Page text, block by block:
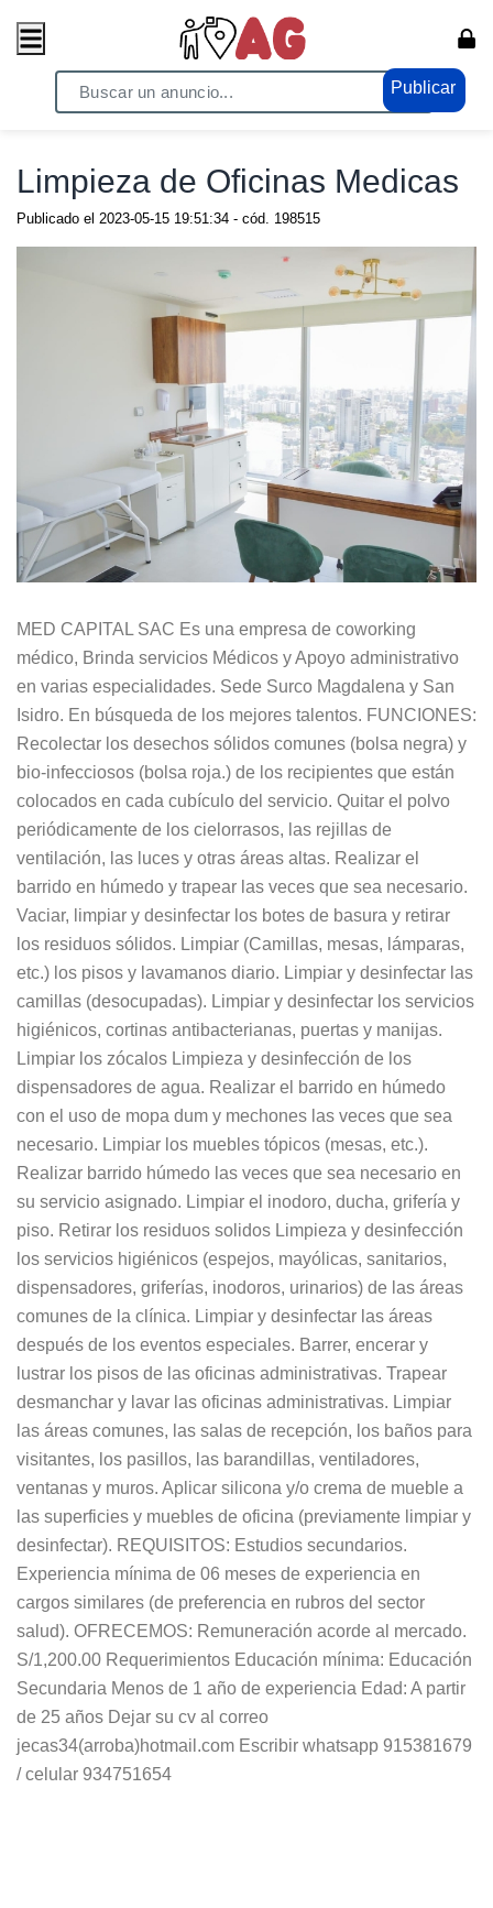
Publicar
/ Oficios y Otros / Ayudantes
Limpieza de Oficinas Medicas
Publicado el 2023-05-15 19:51:34 - cód. 198515
MED CAPITAL SAC Es una empresa de coworking
médico, Brinda servicios Médicos y Apoyo administrativo
en varias especialidades. Sede Surco Magdalena y San
Isidro. En búsqueda de los mejores talentos. FUNCIONES:
Recolectar los desechos sólidos comunes (bolsa negra) y
bio-infecciosos (bolsa roja.) de los recipientes que están
colocados en cada cubículo del servicio. Quitar el polvo
periódicamente de los cielorrasos, las rejillas de
ventilación, las luces y otras áreas altas. Realizar el
barrido en húmedo y trapear las veces que sea necesario.
Vaciar, limpiar y desinfectar los botes de basura y retirar
los residuos sólidos. Limpiar (Camillas, mesas, lámparas,
etc.) los pisos y lavamanos diario. Limpiar y desinfectar las
camillas (desocupadas). Limpiar y desinfectar los servicios
higiénicos, cortinas antibacterianas, puertas y manijas.
Limpiar los zócalos Limpieza y desinfección de los
dispensadores de agua. Realizar el barrido en húmedo
con el uso de mopa dum y mechones las veces que sea
necesario. Limpiar los muebles tópicos (mesas, etc.).
Realizar barrido húmedo las veces que sea necesario en
su servicio asignado. Limpiar el inodoro, ducha, grifería y
piso. Retirar los residuos solidos Limpieza y desinfección
los servicios higiénicos (espejos, mayólicas, sanitarios,
dispensadores, griferías, inodoros, urinarios) de las áreas
comunes de la clínica. Limpiar y desinfectar las áreas
después de los eventos especiales. Barrer, encerar y
lustrar los pisos de las oficinas administrativas. Trapear
desmanchar y lavar las oficinas administrativas. Limpiar
las áreas comunes, las salas de recepción, los baños para
visitantes, los pasillos, las barandillas, ventiladores,
ventanas y muros. Aplicar silicona y/o crema de mueble a
las superficies y muebles de oficina (previamente limpiar y
desinfectar). REQUISITOS: Estudios secundarios.
Experiencia mínima de 06 meses de experiencia en
cargos similares (de preferencia en rubros del sector
salud). OFRECEMOS: Remuneración acorde al mercado.
S/1,200.00 Requerimientos Educación mínima: Educación
Secundaria Menos de 1 año de experiencia Edad: A partir
de 25 años Dejar su cv al correo
jecas34(arroba)hotmail.com Escribir whatsapp 915381679
/ celular 934751654